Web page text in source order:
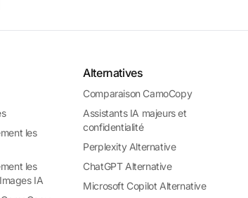
les
les
IA
Alternatives
Comparaison CamoCopy
Assistants IA majeurs et
confidentialité
Perplexity Alternative
ChatGPT Alternative
Microsoft Copilot Alternative